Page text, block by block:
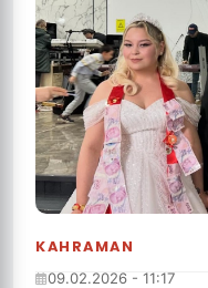
KAHRAMAN
09.02.2026 - 11:17